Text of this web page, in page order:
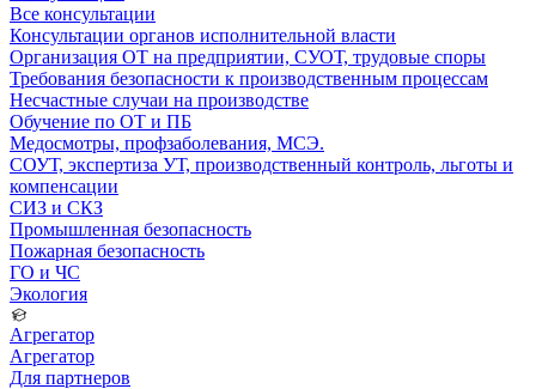
Все консультации
Консультации органов исполнительной власти
Организация ОТ на предприятии, СУОТ, трудовые споры
Требования безопасности к производственным процессам
Несчастные случаи на производстве
Обучение по ОТ и ПБ
Медосмотры, профзаболевания, МСЭ.
СОУТ, экспертиза УТ, производственный контроль, льготы и
компенсации
СИЗ и СКЗ
Промышленная безопасность
Пожарная безопасность
ГО и ЧС
Экология
Агрегатор
Агрегатор
Для партнеров